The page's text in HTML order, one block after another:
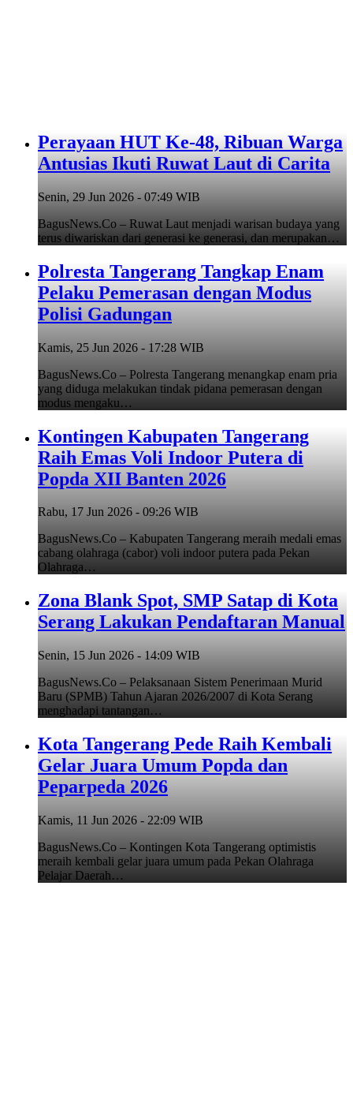
Perayaan HUT Ke-48, Ribuan Warga
Antusias Ikuti Ruwat Laut di Carita
Senin, 29 Jun 2026 - 07:49 WIB
BagusNews.Co – Ruwat Laut menjadi warisan budaya yang
terus diwariskan dari generasi ke generasi, dan merupakan…
Polresta Tangerang Tangkap Enam
Pelaku Pemerasan dengan Modus
Polisi Gadungan
Kamis, 25 Jun 2026 - 17:28 WIB
BagusNews.Co – Polresta Tangerang menangkap enam pria
yang diduga melakukan tindak pidana pemerasan dengan
modus mengaku…
Kontingen Kabupaten Tangerang
Raih Emas Voli Indoor Putera di
Popda XII Banten 2026
Rabu, 17 Jun 2026 - 09:26 WIB
BagusNews.Co – Kabupaten Tangerang meraih medali emas
cabang olahraga (cabor) voli indoor putera pada Pekan
Olahraga…
Zona Blank Spot, SMP Satap di Kota
Serang Lakukan Pendaftaran Manual
Senin, 15 Jun 2026 - 14:09 WIB
BagusNews.Co – Pelaksanaan Sistem Penerimaan Murid
Baru (SPMB) Tahun Ajaran 2026/2007 di Kota Serang
menghadapi tantangan…
Kota Tangerang Pede Raih Kembali
Gelar Juara Umum Popda dan
Peparpeda 2026
Kamis, 11 Jun 2026 - 22:09 WIB
BagusNews.Co – Kontingen Kota Tangerang optimistis
meraih kembali gelar juara umum pada Pekan Olahraga
Pelajar Daerah…